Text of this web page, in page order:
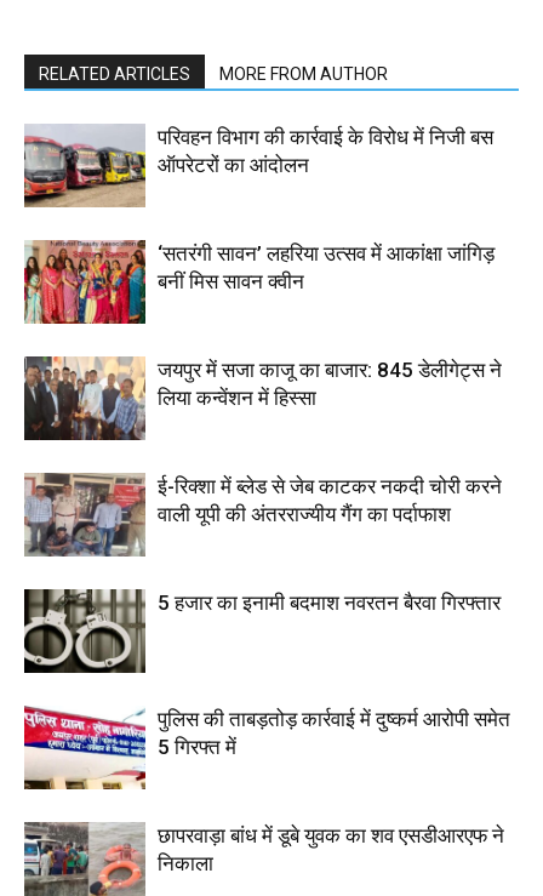
RELATED ARTICLES MORE FROM AUTHOR
परिवहन विभाग की कार्रवाई के विरोध में निजी बस
ऑपरेटरों का आंदोलन
‘सतरंगी सावन’ लहरिया उत्सव में आकांक्षा जांगिड़
बनीं मिस सावन क्वीन
जयपुर में सजा काजू का बाजार: 845 डेलीगेट्स ने
लिया कन्वेंशन में हिस्सा
ई-रिक्शा में ब्लेड से जेब काटकर नकदी चोरी करने
वाली यूपी की अंतरराज्यीय गैंग का पर्दाफाश
5 हजार का इनामी बदमाश नवरतन बैरवा गिरफ्तार
पुलिस की ताबड़तोड़ कार्रवाई में दुष्कर्म आरोपी समेत
5 गिरफ्त में
छापरवाड़ा बांध में डूबे युवक का शव एसडीआरएफ ने
निकाला